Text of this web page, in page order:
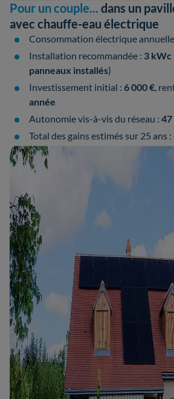
Pour un couple... dans un
avec chauffe-eau électrique
Consommation électrique
Installation recommandée : 3 kWc
panneaux installés)
Investissement initial : 6 000 €,
année
Autonomie vis-à-vis du réseau : 47
Total des gains estimés sur 25 ans :